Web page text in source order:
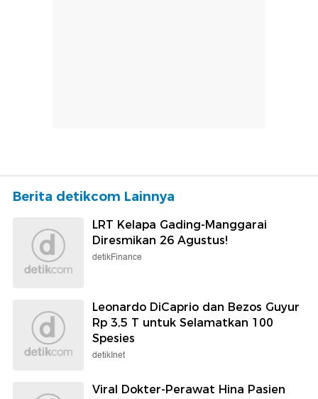
Berita detikcom Lainnya
LRT Kelapa Gading-Manggarai
Diresmikan 26 Agustus!
detikFinance
Leonardo DiCaprio dan Bezos Guyur
Rp 3,5 T untuk Selamatkan 100
Spesies
detikInet
Viral Dokter-Perawat Hina Pasien